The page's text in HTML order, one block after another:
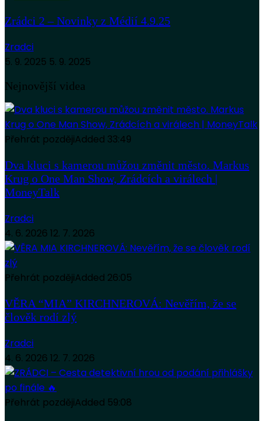
Zrádci 2 – Novinky z Médií 4.9.25
Zradci
5. 9. 2025 5. 9. 2025
Nejnovější videa
Přehrát pozdějiAdded 33:49
Dva kluci s kamerou můžou změnit město. Markus
Krug o One Man Show, Zrádcích a virálech |
MoneyTalk
Zradci
4. 6. 2026 12. 7. 2026
Přehrát pozdějiAdded 26:05
VĚRA “MIA” KIRCHNEROVÁ: Nevěřím, že se
člověk rodí zlý
Zradci
4. 6. 2026 12. 7. 2026
Přehrát pozdějiAdded 59:08